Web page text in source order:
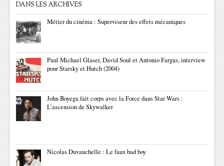
DANS LES ARCHIVES
Métier du cinéma : Superviseur des effets mécaniques
Paul Michael Glaser, David Soul et Antonio Fargas, interview
pour Starsky et Hutch (2004)
John Boyega fait corps avec la Force dans Star Wars :
L’ascension de Skywalker
Nicolas Duvauchelle : Le faux bad boy